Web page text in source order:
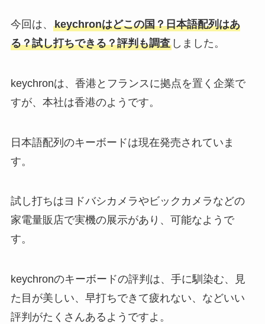
今回は、 keychronはどこの国？日本語配列はあ
る？試し打ちできる？評判も調査しました。
keychronは、香港とフランスに拠点を置く企業で
すが、本社は香港のようです。
日本語配列のキーボードは現在発売されていま
す。
試し打ちはヨドバシカメラやビックカメラなどの
家電量販店で実機の展示があり、可能なようで
す。
keychronのキーボードの評判は、手に馴染む、見
た目が美しい、早打ちできて疲れない、などいい
評判がたくさんあるようですよ。